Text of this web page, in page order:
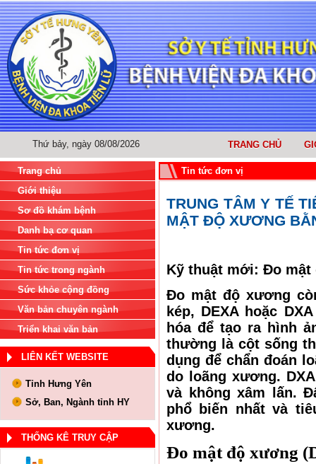
Thứ bảy, ngày 08/08/2026 TRANG CHỦ
Trang chủ
Giới thiệu
Sơ đồ khám bệnh
Danh bạ cơ quan
Tin tức đơn vị
Tin tức trong ngành
Sức khỏe cộng đồng
Văn bản chuyên ngành
Triển khai văn bản
LIÊN KẾT WEBSITE
Tỉnh Hưng Yên
Sở, Ban, Ngành tỉnh HY
THỐNG KÊ TRUY CẬP
Tin tức đơn vị
TRUNG TÂM Y TẾ
MẬT ĐỘ XƯƠNG
Kỹ thuật mới: Đo mật
Đo mật độ xương
kép, DEXA hoặc
hóa để tạo ra hình
thường là cột sống
dụng để chẩn đoán
do loãng xương.
và không xâm lấn.
phổ biến nhất và
xương.
Đo mật độ xương